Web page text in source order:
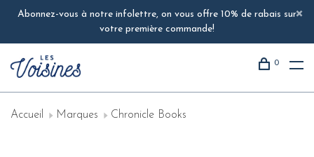
Abonnez-vous à notre infolettre, on vous offre 10% de rabais sur
votre première commande!
0
Accueil Marques Chronicle Books